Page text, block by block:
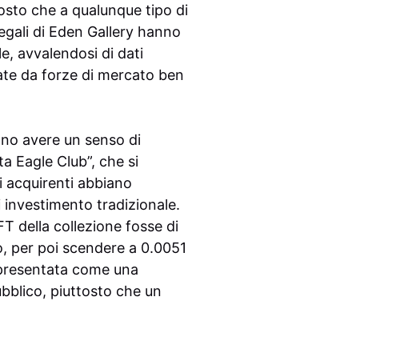
che a qualunque tipo di
di Eden Gallery hanno
avvalendosi di dati
da forze di mercato ben
avere un senso di
Eagle Club”, che si
acquirenti abbiano
tradizionale.
della collezione fosse di
per poi scendere a 0.0051
come una
piuttosto che un